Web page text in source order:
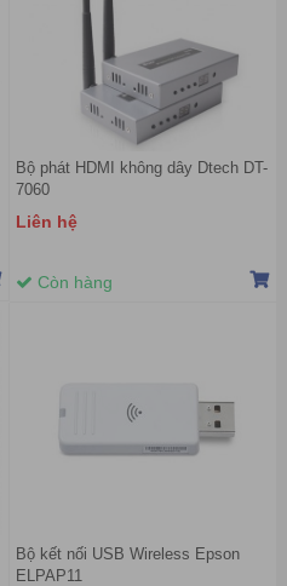
Bộ phát HDMI không dây Dtech DT-
7060
Liên hệ
Còn hàng
Bộ kết nối USB Wireless Epson
ELPAP11